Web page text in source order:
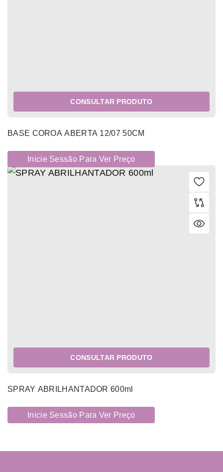
CONSULTAR PRODUTO
BASE COROA ABERTA 12/07 50CM
Inicie Sessão Para Ver Preço
CONSULTAR PRODUTO
SPRAY ABRILHANTADOR 600ml
Inicie Sessão Para Ver Preço